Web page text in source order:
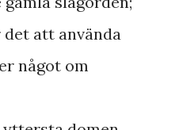
att använda
något om